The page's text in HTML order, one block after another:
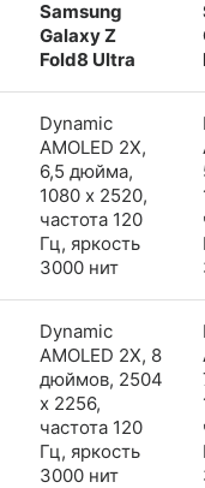
Samsung
Galaxy Z
Fold8 Ultra
Dynamic
AMOLED 2X,
6,5 дюйма,
1080 x 2520,
частота 120
Гц, яркость
3000 нит
Dynamic
AMOLED 2X, 8
дюймов, 2504
x 2256,
частота 120
Гц, яркость
3000 нит